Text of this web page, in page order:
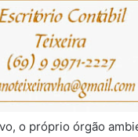
o próprio órgão